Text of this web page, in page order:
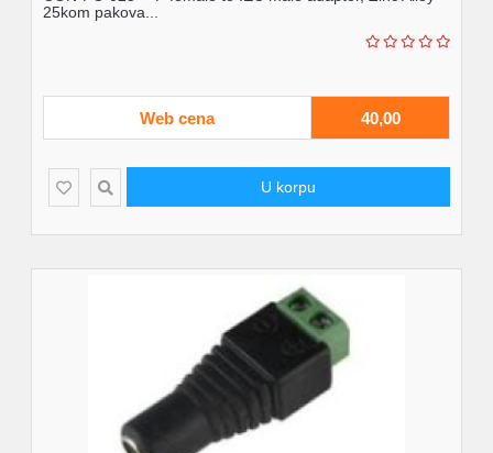
25kom pakova...
Web cena 40,00
U korpu